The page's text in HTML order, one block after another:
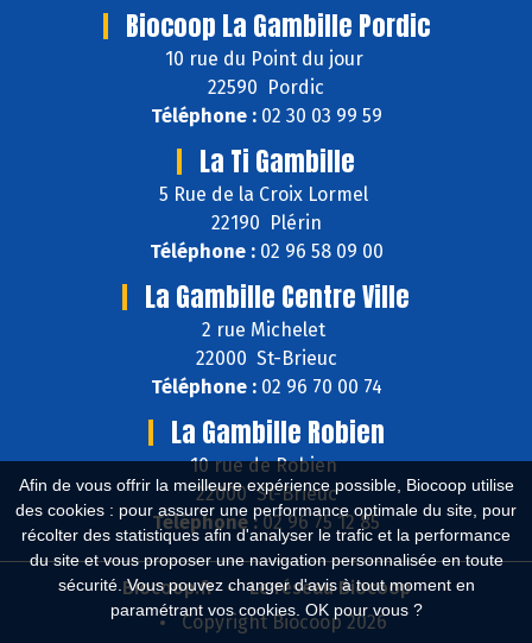
Afin de vous offrir la meilleure expérience possible, Biocoop utilise
des cookies : pour assurer une performance optimale du site, pour
récolter des statistiques afin d'analyser le trafic et la performance
du site et vous proposer une navigation personnalisée en toute
sécurité. Vous pouvez changer d'avis à tout moment en
paramétrant vos cookies. OK pour vous ?
Biocoop La Gambille Pordic
10 rue du Point du jour
22590 Pordic
Téléphone :02 30 03 99 59
La Ti Gambille
5 Rue de la Croix Lormel
22190 Plérin
Téléphone :02 96 58 09 00
La Gambille Centre Ville
2 rue Michelet
22000 St-Brieuc
Téléphone :02 96 70 00 74
La Gambille Robien
10 rue de Robien
22000 St-Brieuc
Téléphone :02 96 75 12 85
Biocoop.fr
Le réseau Biocoop
Copyright Biocoop 2026